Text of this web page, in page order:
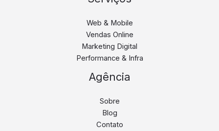
Web & Mobile
Vendas Online
Marketing Digital
Performance & Infra
Agência
Sobre
Blog
Contato